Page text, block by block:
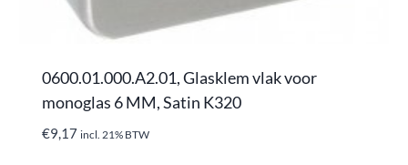
0600.01.000.A2.01, Glasklem vlak voor
monoglas 6 MM, Satin K320
€9,17 incl. 21% BTW